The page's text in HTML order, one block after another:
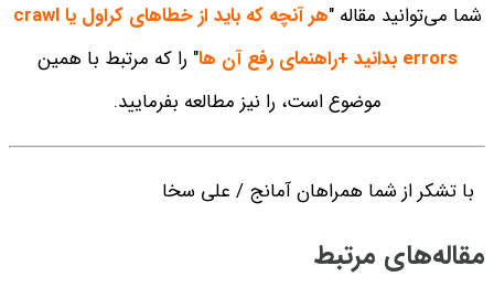
شما می‌توانید مقاله "
هر آنچه که باید از خطاهای کراول یا crawl
errors بدانید +راهنمای رفع آن ها
" را که مرتبط با همین
موضوع است، را نیز مطالعه بفرمایید.
با تشکر از شما همراهان آمانج / علی سخا
مقاله‌های مرتبط